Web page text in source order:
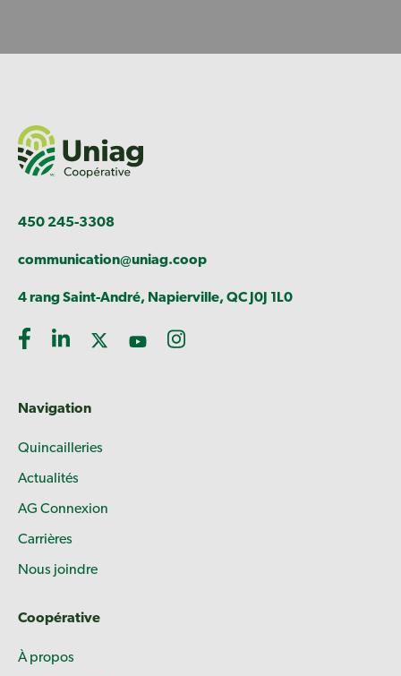
450 245-3308
communication@uniag.coop
4 rang Saint-André, Napierville, QC J0J 1L0
Navigation
Quincailleries
Actualités
AG Connexion
Carrières
Nous joindre
Coopérative
À propos